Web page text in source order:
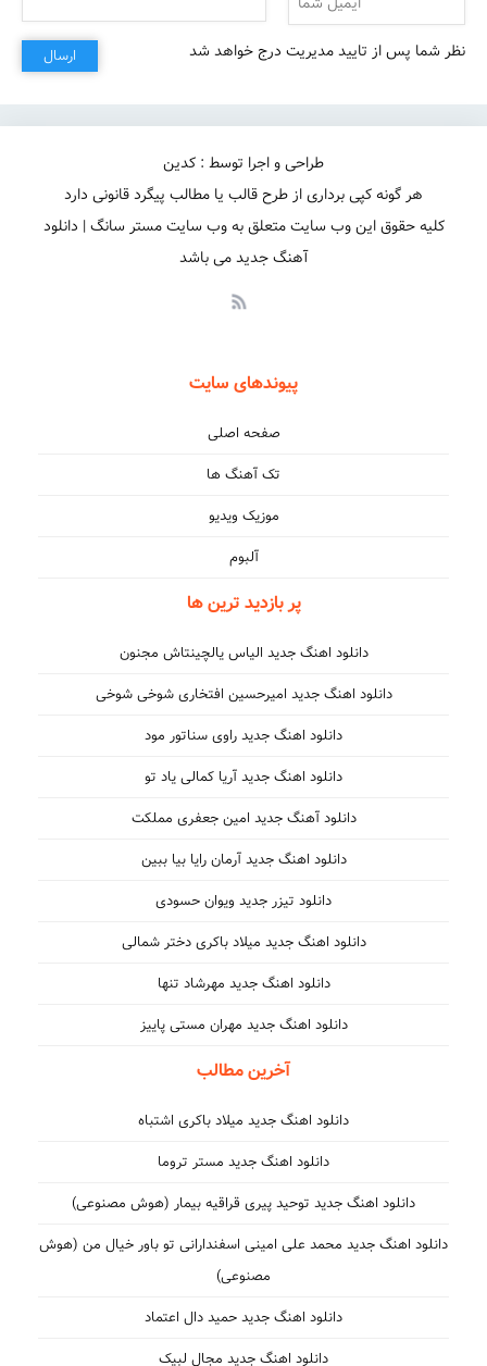
نظر شما پس از تایید مدیریت درج خواهد شد ارسال
طراحی و اجرا توسط : کدین
هر گونه کپی برداری از طرح قالب یا مطالب پیگرد قانونی دارد
کلیه حقوق این وب سایت متعلق به وب سایت مستر سانگ | دانلود
آهنگ جدید می باشد
پیوندهای سایت
صفحه اصلی
تک آهنگ ها
موزیک ویدیو
آلبوم
پر بازدید ترین ها
دانلود اهنگ جدید الیاس یالچینتاش مجنون
دانلود اهنگ جدید امیرحسین افتخاری شوخی شوخی
دانلود اهنگ جدید راوی سناتور مود
دانلود اهنگ جدید آریا کمالی یاد تو
دانلود آهنگ جدید امین جعفری مملکت
دانلود اهنگ جدید آرمان رایا بیا ببین
دانلود تیزر جدید ویوان حسودی
دانلود اهنگ جدید میلاد باکری دختر شمالی
دانلود اهنگ جدید مهرشاد تنها
دانلود اهنگ جدید مهران مستی پاییز
آخرین مطالب
دانلود اهنگ جدید میلاد باکری اشتباه
دانلود اهنگ جدید مستر تروما
دانلود اهنگ جدید توحید پیری قراقیه بیمار (هوش مصنوعی)
دانلود اهنگ جدید محمد علی امینی اسفندارانی تو باور خیال من (هوش
مصنوعی)
دانلود اهنگ جدید حمید دال اعتماد
دانلود اهنگ جدید مجال لبیک